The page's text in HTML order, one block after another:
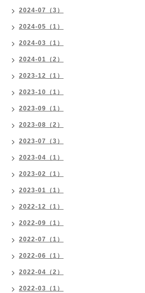
2024-07（3）
2024-05（1）
2024-03（1）
2024-01（2）
2023-12（1）
2023-10（1）
2023-09（1）
2023-08（2）
2023-07（3）
2023-04（1）
2023-02（1）
2023-01（1）
2022-12（1）
2022-09（1）
2022-07（1）
2022-06（1）
2022-04（2）
2022-03（1）